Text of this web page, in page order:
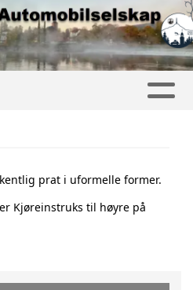
prat i uformelle former.
Kjøreinstruks til høyre på